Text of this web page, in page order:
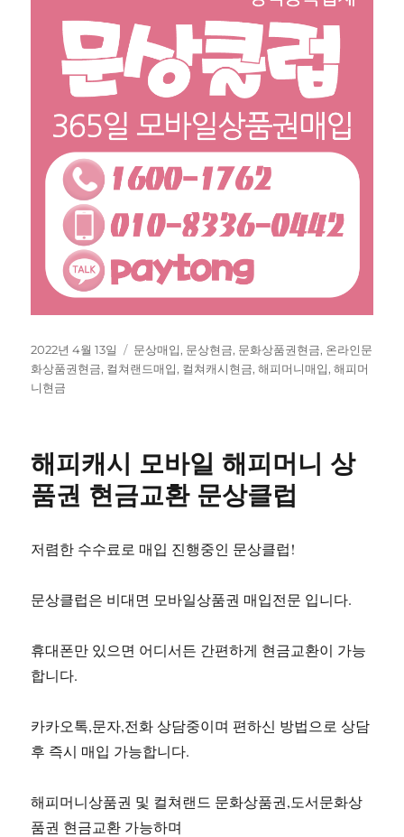
작
성
일
2022년 4월 13일
태
그
문상매입, 문상현금, 문화상품권현금, 온라인문
화상품권현금, 컬쳐랜드매입, 컬쳐캐시현금,해피머니매입,해피머
니현금
해피캐시 모바일 해피머니 상
품권 현금교환 문상클럽
저렴한 수수료로 매입 진행중인 문상클럽!
문상클럽은 비대면 모바일상품권 매입전문 입니다.
휴대폰만 있으면 어디서든 간편하게 현금교환이 가능
합니다.
카카오톡,문자,전화 상담중이며 편하신 방법으로 상담
후 즉시 매입 가능합니다.
해피머니상품권 및 컬쳐랜드 문화상품권,도서문화상
품권 현금교환 가능하며